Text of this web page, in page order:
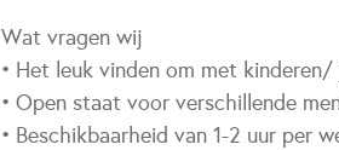
Wat vragen wij
• Het leuk vinden om met
• Open staat voor verschillende
• Beschikbaarheid van 1-2 uur per